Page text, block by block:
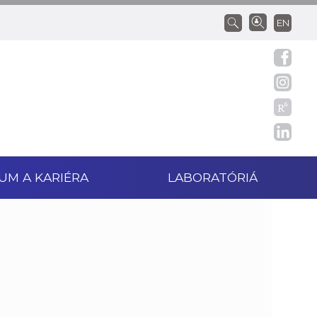
EN
A KARIÉRA LABORATÓRIÁ